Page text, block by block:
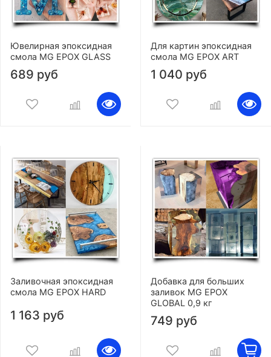
Ювелирная эпоксидная
смола MG EPOX GLASS
689 руб
Для картин эпоксидная
смола MG EPOX ART
1 040 руб
Заливочная эпоксидная
смола MG EPOX HARD
1 163 руб
Добавка для больших
заливок MG EPOX
GLOBAL 0,9 кг
749 руб